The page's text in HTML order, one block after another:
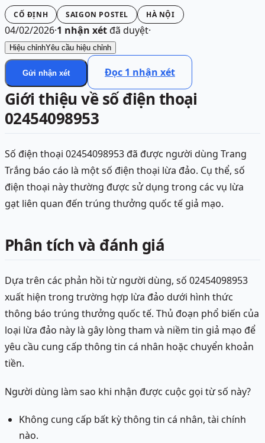
CỐ ĐỊNH SAIGON POSTEL HÀ NỘI
04/02/2026·1 nhận xétđã duyệt·
Hiệu chỉnhYêu cầu hiệu chỉnh
Gửi nhận xét Đọc 1 nhận xét
Giới thiệu về số điện thoại
02454098953
Số điện thoại 02454098953 đã được người dùng Trang
Trắng báo cáo là một số điện thoại lừa đảo. Cụ thể, số
điện thoại này thường được sử dụng trong các vụ lừa
gạt liên quan đến trúng thưởng quốc tế giả mạo.
Phân tích và đánh giá
Dựa trên các phản hồi từ người dùng, số 02454098953
xuất hiện trong trường hợp lừa đảo dưới hình thức
thông báo trúng thưởng quốc tế. Thủ đoạn phổ biến của
loại lừa đảo này là gây lòng tham và niềm tin giả mạo để
yêu cầu cung cấp thông tin cá nhân hoặc chuyển khoản
tiền.
Người dùng làm sao khi nhận được cuộc gọi từ số này?
Không cung cấp bất kỳ thông tin cá nhân, tài chính
nào.